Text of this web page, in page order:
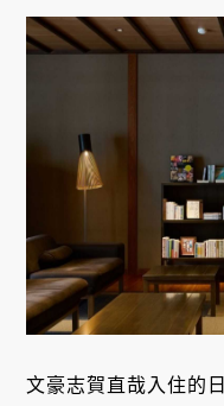
文豪志賀直哉入住的